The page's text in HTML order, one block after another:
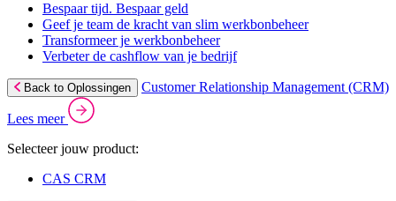
Bespaar tijd. Bespaar geld
Geef je team de kracht van slim werkbonbeheer
Transformeer je werkbonbeheer
Verbeter de cashflow van je bedrijf
Back to Oplossingen Customer Relationship Management (CRM)
Lees meer
Selecteer jouw product:
CAS CRM